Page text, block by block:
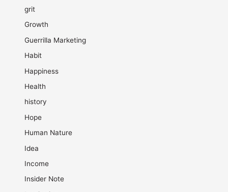
grit
Growth
Guerrilla Marketing
Habit
Happiness
Health
history
Hope
Human Nature
Idea
Income
Insider Note